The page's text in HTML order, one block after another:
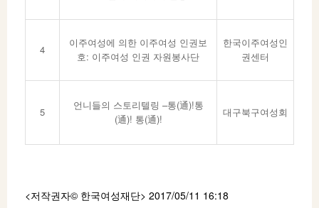
4
이주여성에 의한 이주여성 인권보
호: 이주여성 인권 자원봉사단
한국이주여성인
권센터
5
언니들의 스토리텔링 –통(通)!통
(通)! 통(通)!
대구북구여성회
<저작권자© 한국여성재단> 2017/05/11 16:18